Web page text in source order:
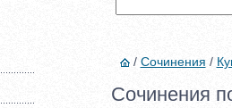
/ Сочинения /
Сочинения